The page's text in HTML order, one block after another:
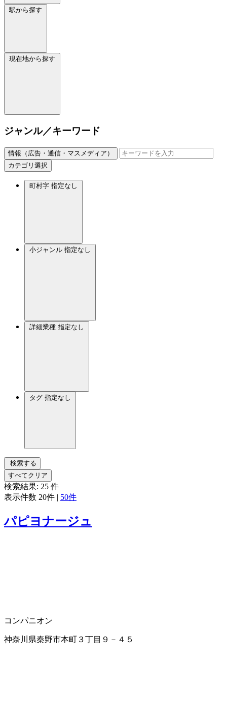
駅から探す
現在地から探す
ジャンル／キーワード
情報（広告・通信・マスメディア）
カテゴリ選択
町村字 指定なし
小ジャンル 指定なし
詳細業種 指定なし
タグ 指定なし
検索する
すべてクリア
検索結果: 25 件
表示件数 20件 | 50件
パピヨナージュ
コンパニオン
神奈川県秦野市本町３丁目９－４５